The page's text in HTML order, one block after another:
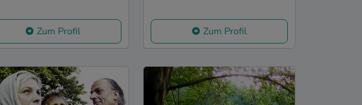
Zum Profil Zum Profil